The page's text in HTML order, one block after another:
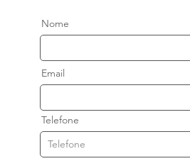
Nome
Email
Telefone